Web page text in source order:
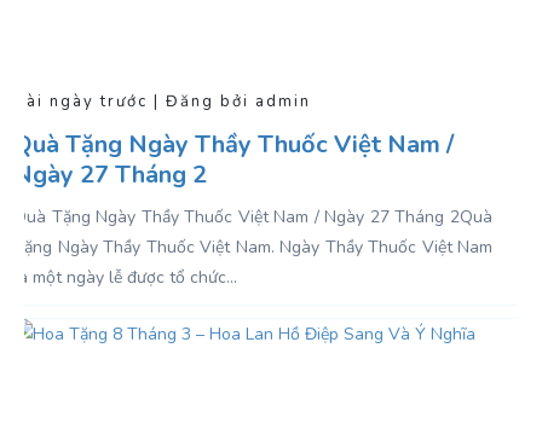
Vài ngày trước | Đăng bởi admin
Quà Tặng Ngày Thầy Thuốc Việt Nam /
Ngày 27 Tháng 2
Quà Tặng Ngày Thầy Thuốc Việt Nam / Ngày 27 Tháng 2Quà
Tặng Ngày Thầy Thuốc Việt Nam . Ngày Thầy Thuốc Việt Nam
là một ngày lễ được tổ chức...